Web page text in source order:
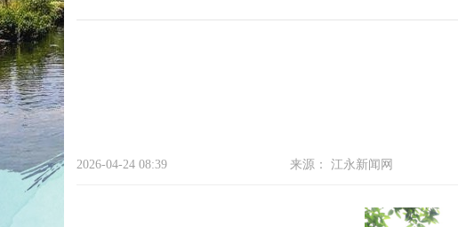
2026-04-24 08:39 来源：江永新闻网